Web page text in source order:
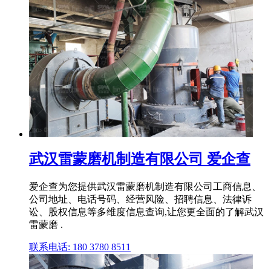
武汉雷蒙磨机制造有限公司 爱企查
爱企查为您提供武汉雷蒙磨机制造有限公司工商信息、
公司地址、电话号码、经营风险、招聘信息、法律诉
讼、股权信息等多维度信息查询,让您更全面的了解武汉
雷蒙磨 .
联系电话: 180 3780 8511